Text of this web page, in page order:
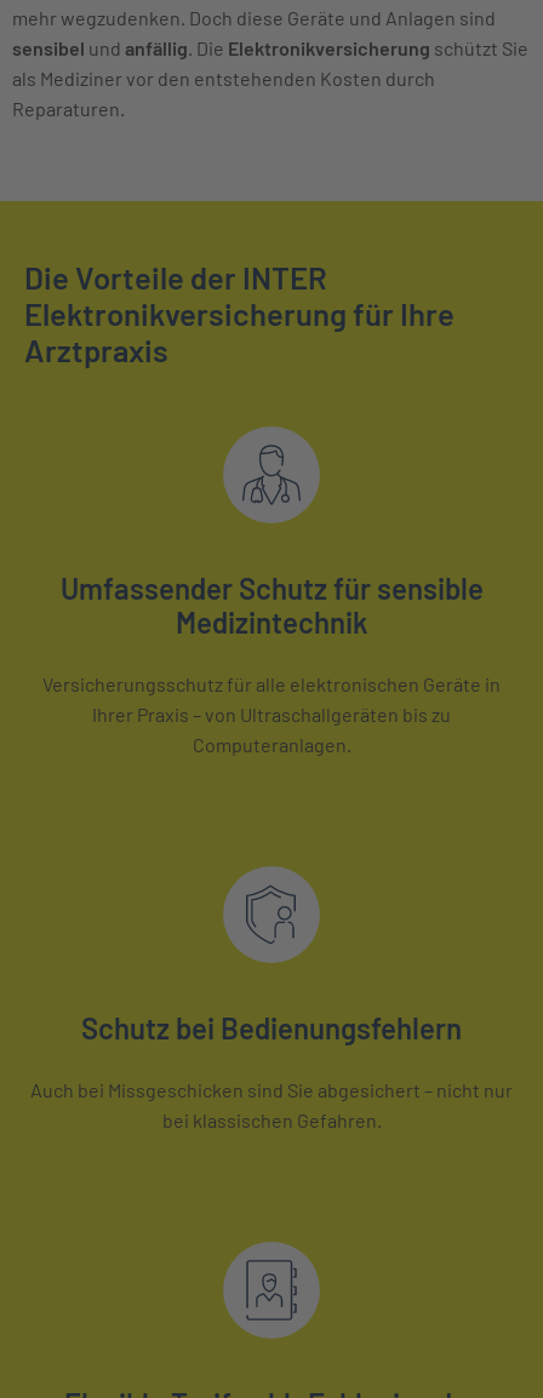
mehr wegzudenken. Doch diese Geräte und Anlagen sind
sensibel und anfällig . Die Elektronikversicherung schützt Sie
als Mediziner vor den entstehenden Kosten durch
Reparaturen.
Die Vorteile der INTER
Elektronikversicherung für Ihre
Arztpraxis
Umfassender Schutz für sensible
Medizintechnik
Versicherungsschutz für alle elektronischen Geräte in
Ihrer Praxis – von Ultraschallgeräten bis zu
Computeranlagen.
Schutz bei Bedienungsfehlern
Auch bei Missgeschicken sind Sie abgesichert – nicht nur
bei klassischen Gefahren.